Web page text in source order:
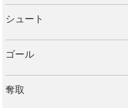
シュート
ゴール
奪取